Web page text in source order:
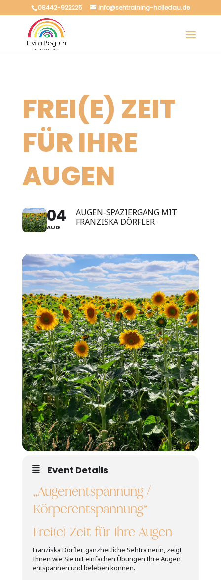
08442-922225 info@sehtraining-holledau.de
FREI(E) ZEIT
FÜR IHRE
AUGEN
04
AUG
AUGEN-SPAZIERGANG MIT
FRANZISKA DÖRFLER
Event Details
„Augenentspannung /
Körperentspannung“
Frei(e) Zeit für Ihre Augen
Franziska Dörfler, ganzheitliche Sehtrainerin, zeigt
Ihnen wie Sie mit einfachen Übungen Ihre Augen
entspannen und beleben können.